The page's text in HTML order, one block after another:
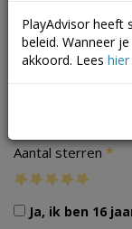
Aantal sterren *
Ja, ik ben 16
PlayAdvisor heeft
beleid. Wanneer
akkoord. Lees hier